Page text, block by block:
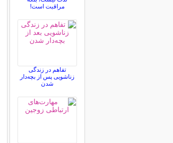
مراقبت است!
تفاهم در زندگی
زناشویی پس از بچه‌دار
شدن